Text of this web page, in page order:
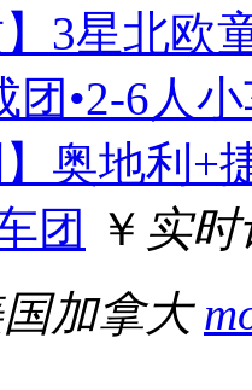
】3星北欧
团•2-6人
】奥地利+
团
￥ 实
加拿大